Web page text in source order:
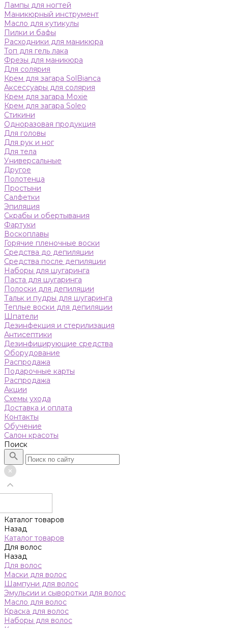
Лампы для ногтей
Маникюрный инструмент
Масло для кутикулы
Пилки и бафы
Расходники для маникюра
Топ для гель лака
Фрезы для маникюра
Для солярия
Крем для загара SolBianca
Аксессуары для солярия
Крем для загара Moxie
Крем для загара Soleo
Стикини
Одноразовая продукция
Для головы
Для рук и ног
Для тела
Универсальные
Другое
Полотенца
Простыни
Салфетки
Эпиляция
Скрабы и обертывания
Фартуки
Воскоплавы
Горячие пленочные воски
Средства до депиляции
Средства после депиляции
Наборы для шугаринга
Паста для шугаринга
Полоски для депиляции
Тальк и пудры для шугаринга
Теплые воски для депиляции
Шпатели
Дезинфекция и стерилизация
Антисептики
Дезинфицирующие средства
Оборудование
Распродажа
Подарочные карты
Распродажа
Акции
Схемы ухода
Доставка и оплата
Контакты
Обучение
Салон красоты
Поиск
Каталог товаров
Назад
Каталог товаров
Для волос
Назад
Для волос
Маски для волос
Шампуни для волос
Эмульсии и сыворотки для волос
Масло для волос
Краска для волос
Наборы для волос